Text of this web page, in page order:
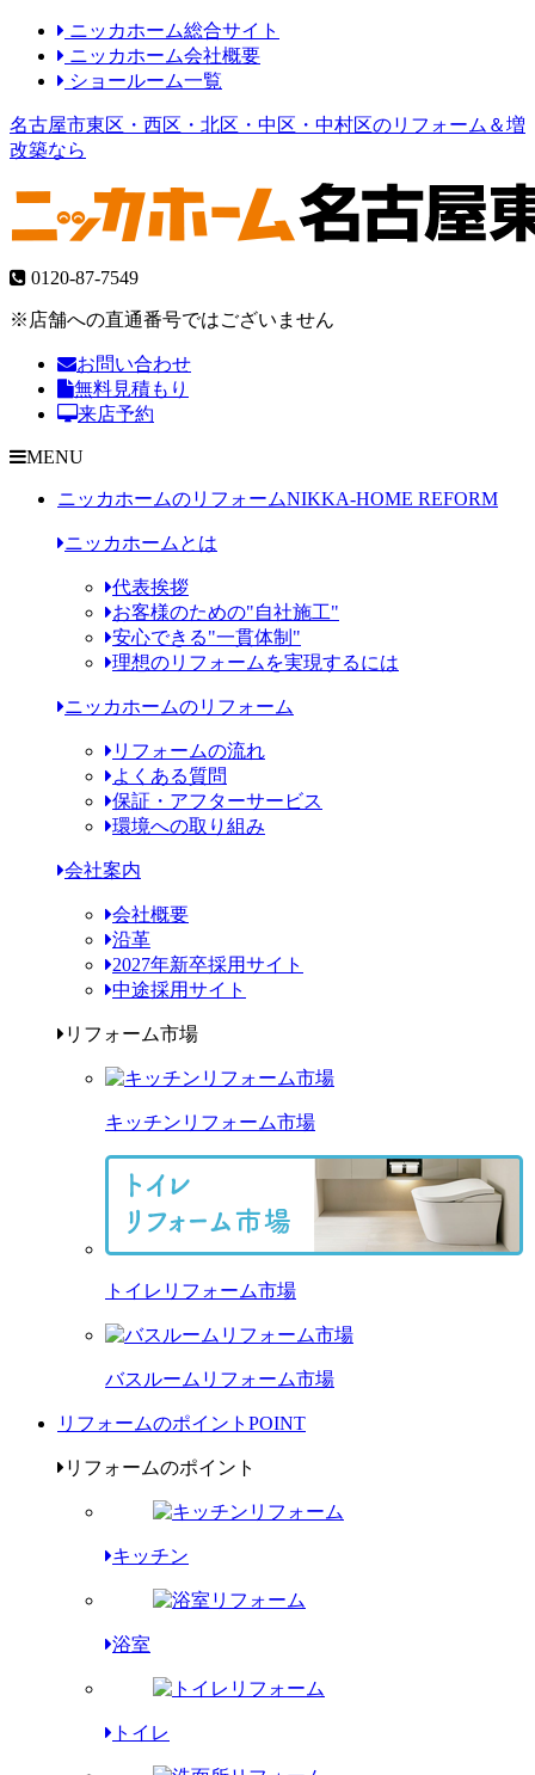
ニッカホーム総合サイト
ニッカホーム会社概要
ショールーム一覧
名古屋市東区・西区・北区・中区・中村区のリフォーム＆増
改築なら
0120-87-7549
※店舗への直通番号ではございません
お問い合わせ
無料見積もり
来店予約
MENU
ニッカホームのリフォームNIKKA-HOME REFORM
ニッカホームとは
代表挨拶
お客様のための"自社施工"
安心できる"一貫体制"
理想のリフォームを実現するには
ニッカホームのリフォーム
リフォームの流れ
よくある質問
保証・アフターサービス
環境への取り組み
会社案内
会社概要
沿革
2027年新卒採用サイト
中途採用サイト
リフォーム市場
キッチンリフォーム市場
トイレリフォーム市場
バスルームリフォーム市場
リフォームのポイント POINT
リフォームのポイント
キッチン
浴室
トイレ